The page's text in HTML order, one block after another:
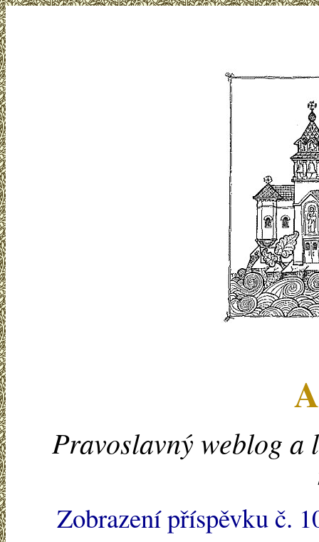
Pravoslavný weblog a
Zobrazení příspěvku č.